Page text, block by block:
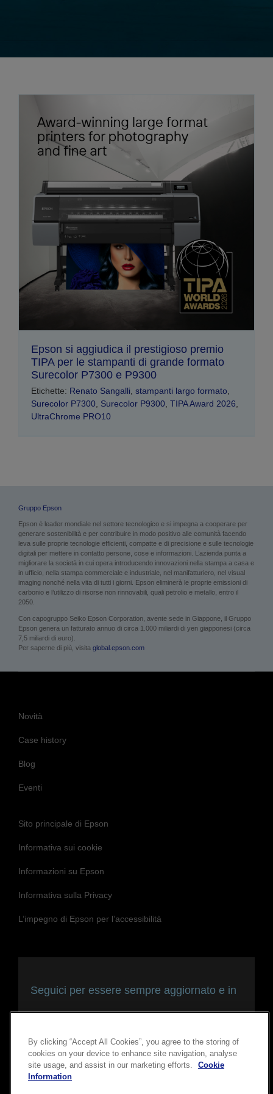
Epson si aggiudica il prestigioso premio
TIPA per le stampanti di grande formato
Surecolor P7300 e P9300
Etichette: Renato Sangalli, stampanti largo formato,
Surecolor P7300, Surecolor P9300, TIPA Award 2026,
UltraChrome PRO10
Gruppo Epson
Epson è leader mondiale nel settore tecnologico e si impegna a cooperare per
generare sostenibilità e per contribuire in modo positivo alle comunità facendo
leva sulle proprie tecnologie efficienti, compatte e di precisione e sulle tecnologie
digitali per mettere in contatto persone, cose e informazioni. L’azienda punta a
migliorare la società in cui opera introducendo innovazioni nella stampa a casa e
in ufficio, nella stampa commerciale e industriale, nel manifatturiero, nel visual
imaging nonché nella vita di tutti i giorni. Epson eliminerà le proprie emissioni di
carbonio e l’utilizzo di risorse non rinnovabili, quali petrolio e metallo, entro il
2050.
Con capogruppo Seiko Epson Corporation, avente sede in Giappone, il Gruppo
Epson genera un fatturato annuo di circa 1.000 miliardi di yen giapponesi (circa
7,5 miliardi di euro).
Per saperne di più, visita global.epson.com
Novità
Case history
Blog
Eventi
Sito principale di Epson
Informativa sui cookie
Informazioni su Epson
Informativa sulla Privacy
L’impegno di Epson per l’accessibilità
Seguici per essere sempre aggiornato e in
By clicking “Accept All Cookies”, you agree to the storing of
cookies on your device to enhance site navigation, analyse
site usage, and assist in our marketing efforts.
Cookie
Information